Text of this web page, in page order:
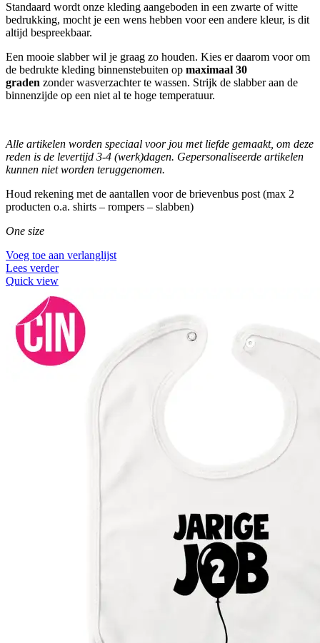
Standaard wordt onze kleding aangeboden in een zwarte of witte
bedrukking, mocht je een wens hebben voor een andere kleur, is dit
altijd bespreekbaar.
Een mooie slabber wil je graag zo houden. Kies er daarom voor om
de bedrukte kleding binnenstebuiten op maximaal 30
graden zonder wasverzachter te wassen. Strijk de slabber aan de
binnenzijde op een niet al te hoge temperatuur.
Alle artikelen worden speciaal voor jou met liefde gemaakt, om deze
reden is de levertijd 3-4 (werk)dagen. Gepersonaliseerde artikelen
kunnen niet worden teruggenomen.
Houd rekening met de aantallen voor de brievenbus post (max 2
producten o.a. shirts – rompers – slabben)
One size
Voeg toe aan verlanglijst
Lees verder
Quick view